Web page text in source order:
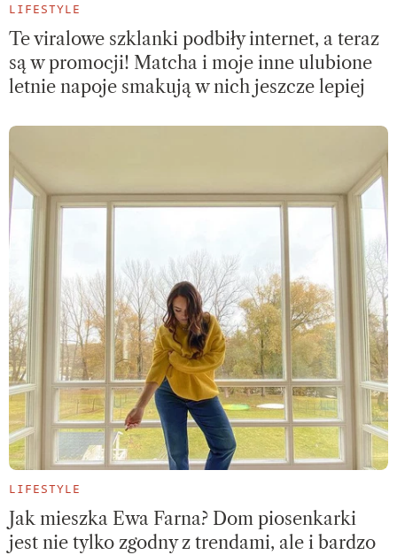
LIFESTYLE
Te viralowe szklanki podbiły internet, a teraz
są w promocji! Matcha i moje inne ulubione
letnie napoje smakują w nich jeszcze lepiej
LIFESTYLE
Jak mieszka Ewa Farna? Dom piosenkarki
jest nie tylko zgodny z trendami, ale i bardzo